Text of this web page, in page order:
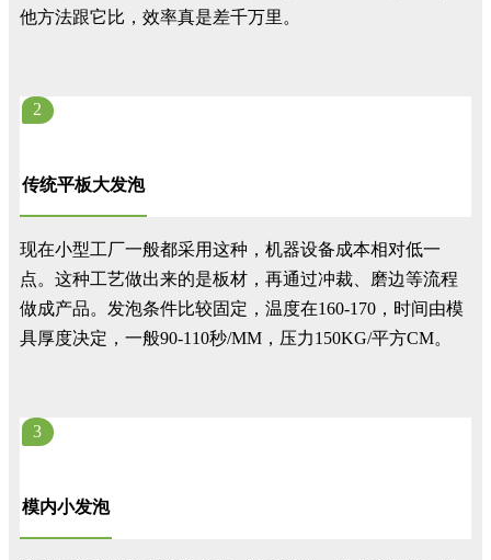
他方法跟它比，效率真是差千万里。
2
传统平板大发泡
现在小型工厂一般都采用这种，机器设备成本相对低一
点。这种工艺做出来的是板材，再通过冲裁、磨边等流程
做成产品。发泡条件比较固定，温度在160-170，时间由模
具厚度决定，一般90-110秒/MM，压力150KG/平方CM。
3
模内小发泡